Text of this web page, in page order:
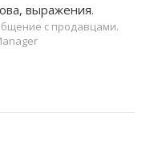
выражения.
с продавцами.